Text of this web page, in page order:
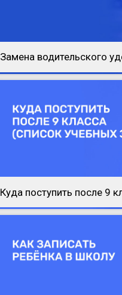
Замена водительского
Куда поступить после 9